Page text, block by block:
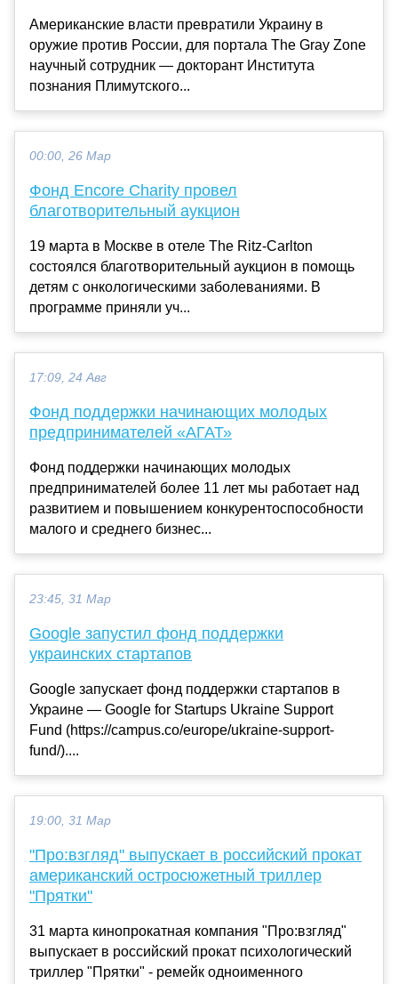
Американские власти превратили Украину в
оружие против России, для портала The Gray Zone
научный сотрудник — докторант Института
познания Плимутского...
00:00, 26 Мар
Фонд Encore Charity провел
благотворительный аукцион
19 марта в Москве в отеле The Ritz-Carlton
состоялся благотворительный аукцион в помощь
детям с онкологическими заболеваниями. В
программе приняли уч...
17:09, 24 Авг
Фонд поддержки начинающих молодых
предпринимателей «АГАТ»
Фонд поддержки начинающих молодых
предпринимателей более 11 лет мы работает над
развитием и повышением конкурентоспособности
малого и среднего бизнес...
23:45, 31 Мар
Google запустил фонд поддержки
украинских стартапов
Google запускает фонд поддержки стартапов в
Украине — Google for Startups Ukraine Support
Fund (https://campus.co/europe/ukraine-support-
fund/)....
19:00, 31 Мар
"Про:взгляд" выпускает в российский прокат
американский остросюжетный триллер
"Прятки"
31 марта кинопрокатная компания "Про:взгляд"
выпускает в российский прокат психологический
триллер "Прятки" - ремейк одноименного